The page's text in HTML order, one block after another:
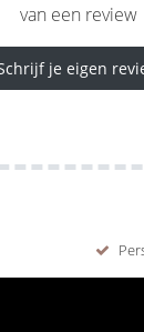
van een review
je eigen